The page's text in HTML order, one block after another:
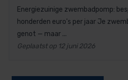
Energiezuinige zwembadpomp:
honderden euro's per jaar Je
genot — maar ...
Geplaatst op 12 juni 2026